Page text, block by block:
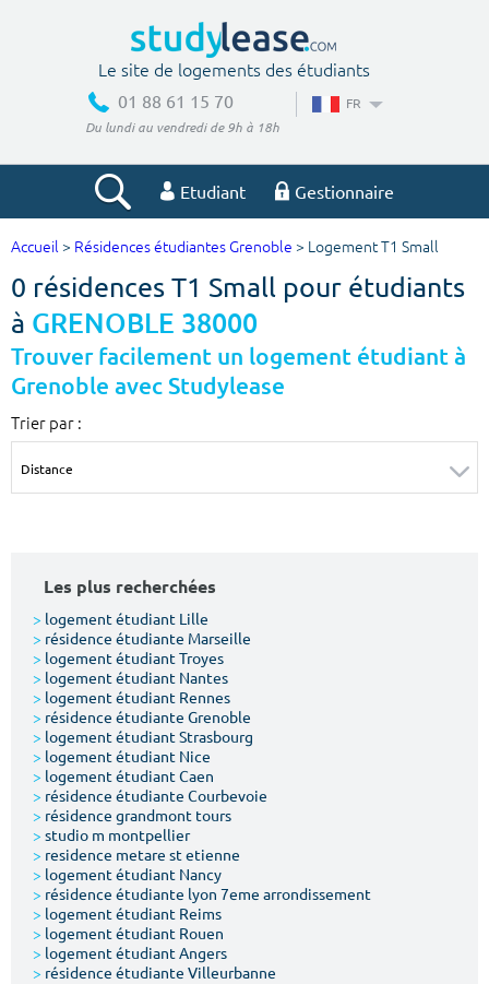
Le site de logements des étudiants
01 88 61 15 70
Du lundi au vendredi de 9h à 18h
FR
Etudiant Gestionnaire
Votre recherche
Ville, école
Type de location
Votre date d'entrée
Accueil > Résidences étudiantes Grenoble > Logement T1 Small
0 résidences T1 Small pour étudiants
à GRENOBLE 38000
Trouver facilement un logement étudiant à
Grenoble avec Studylease
Trier par :
Les plus recherchées
> logement étudiant Lille
> résidence étudiante Marseille
> logement étudiant Troyes
> logement étudiant Nantes
> logement étudiant Rennes
> résidence étudiante Grenoble
> logement étudiant Strasbourg
> logement étudiant Nice
> logement étudiant Caen
> résidence étudiante Courbevoie
> résidence grandmont tours
> studio m montpellier
> residence metare st etienne
> logement étudiant Nancy
> résidence étudiante lyon 7eme arrondissement
> logement étudiant Reims
> logement étudiant Rouen
> logement étudiant Angers
> résidence étudiante Villeurbanne